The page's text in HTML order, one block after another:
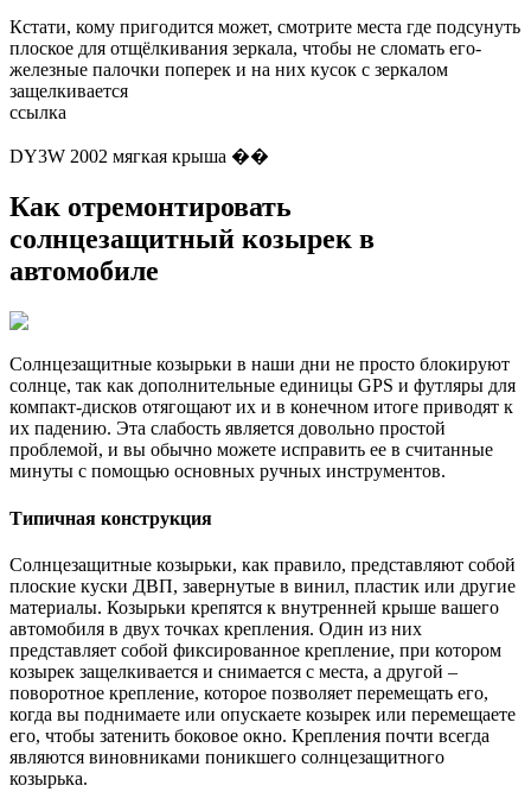
Кстати, кому пригодится может, смотрите места где подсунуть
плоское для отщёлкивания зеркала, чтобы не сломать его-
железные палочки поперек и на них кусок с зеркалом
защелкивается
ссылка
DY3W 2002 мягкая крыша ��
Как отремонтировать
солнцезащитный козырек в
автомобиле
Солнцезащитные козырьки в наши дни не просто блокируют
солнце, так как дополнительные единицы GPS и футляры для
компакт-дисков отягощают их и в конечном итоге приводят к
их падению. Эта слабость является довольно простой
проблемой, и вы обычно можете исправить ее в считанные
минуты с помощью основных ручных инструментов.
Типичная конструкция
Солнцезащитные козырьки, как правило, представляют собой
плоские куски ДВП, завернутые в винил, пластик или другие
материалы. Козырьки крепятся к внутренней крыше вашего
автомобиля в двух точках крепления. Один из них
представляет собой фиксированное крепление, при котором
козырек защелкивается и снимается с места, а другой –
поворотное крепление, которое позволяет перемещать его,
когда вы поднимаете или опускаете козырек или перемещаете
его, чтобы затенить боковое окно. Крепления почти всегда
являются виновниками поникшего солнцезащитного
козырька.